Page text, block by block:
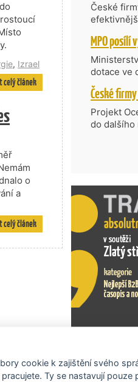
, Izrael
celý článek
o
a
celý článek
České
nabídne
zahraniční
dotace ve
Transfer,
Částkou
umělé
do
Projekt
do dalšího
prosazují
nejen
příběh.
Exportní
cookie k zajištění svého
Ty se nastavují pouze